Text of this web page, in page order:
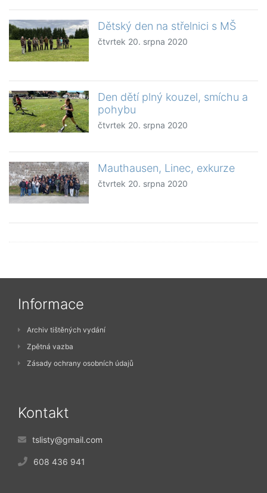
Dětský den na střelnici s MŠ
čtvrtek 20. srpna 2020
Den dětí plný kouzel, smíchu a
pohybu
čtvrtek 20. srpna 2020
Mauthausen, Linec, exkurze
čtvrtek 20. srpna 2020
Informace
Archiv tištěných vydání
Zpětná vazba
Zásady ochrany osobních údajů
Kontakt
tslisty@gmail.com
608 436 941